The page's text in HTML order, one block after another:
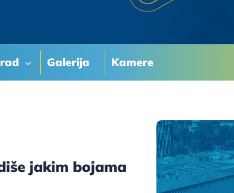
Galerija Kamere
jakim bojama